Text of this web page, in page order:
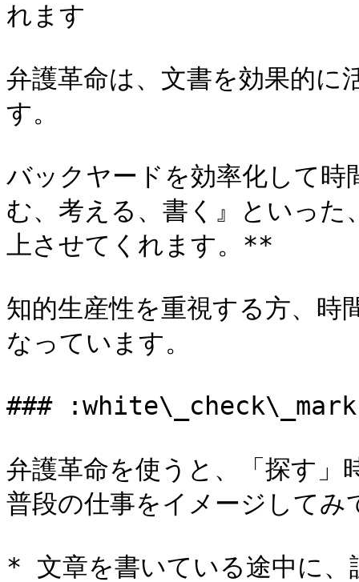
れます
弁護革命は、文書を効果的に
す。
バックヤードを効率化して
む、考える、書く』といった
上させてくれます。**
知的生産性を重視する方、時
なっています。
### :white\_check\_mark:
弁護革命を使うと、「探す」
普段の仕事をイメージしてみ
* 文章を書いている途中に、